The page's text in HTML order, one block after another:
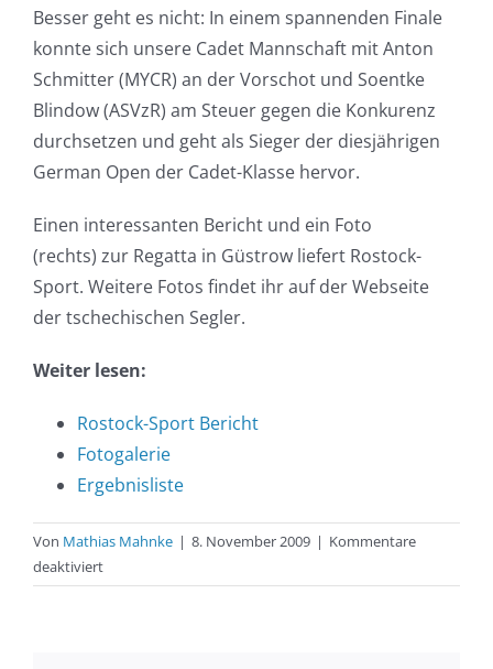
Besser geht es nicht: In einem spannenden Finale
konntesich unsere Cadet Mannschaft mitAnton
Schmitter(MYCR) an derVorschot und Soentke
Blindow(ASVzR) am Steuer gegen die Konkurenz
durchsetzen und gehtals Sieger der diesjährigen
German Open der Cadet-Klasse hervor.
Einen interessanten Bericht und ein Foto
(rechts) zur Regatta in Güstrow liefert Rostock-
Sport. Weitere Fotos findet ihr aufderWebseite
dertschechischen Segler.
Weiter lesen:
Rostock-Sport Bericht
Fotogalerie
Ergebnisliste
Von Mathias Mahnke | 8. November 2009 | Kommentare
deaktiviertfür
Cadet-